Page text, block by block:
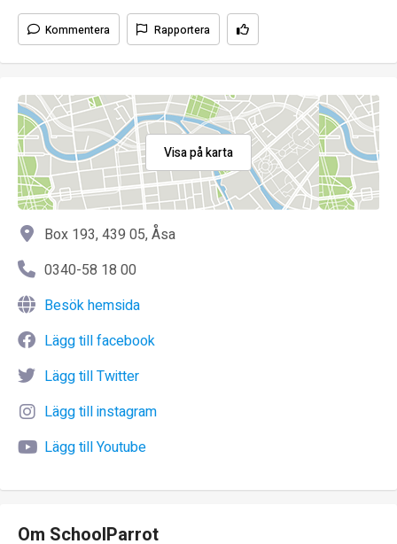
Kommentera Rapportera
Visa på karta
Box 193, 439 05, Åsa
0340-58 18 00
Besök hemsida
Lägg till facebook
Lägg till Twitter
Lägg till instagram
Lägg till Youtube
Om SchoolParrot